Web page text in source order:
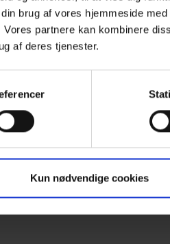
brug af vores hjemmeside
partnere kan kombinere
af deres tjenester.
Kun nødvendige cookies
tilmelding til
Have
en ven med, hvis du har
er i fortrolighed mellem
et tilbud fra